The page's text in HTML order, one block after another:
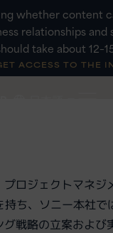
whether content
relationships and
take about
ACCESS TO THE
ロジェクトマネジ
持ち、ソニー本社で
戦略の立案および